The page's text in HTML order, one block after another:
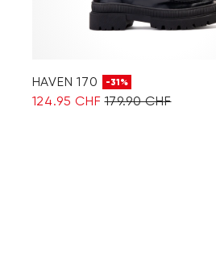
HAVEN 170 -31%
124.95 CHF 179.90 CHF